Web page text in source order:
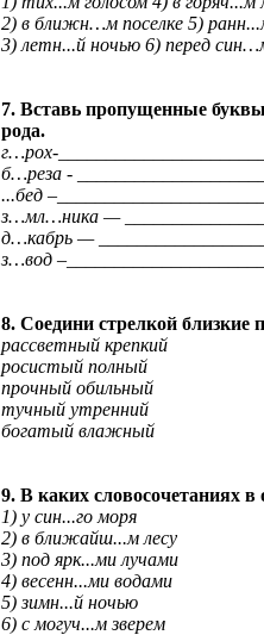
2) в ближн…м поселке 5)
3) летн...й ночью 6) перед
7. Вставь пропущенные
рода.
г…рох-
б…реза -
...бед
з…мл…ника —
д…кабрь —
з…вод
8. Соедини стрелкой
рассветный крепкий
росистый полный
прочный обильный
тучный утренний
богатый влажный
9. В каких словосочетаниях
1) у син...го моря
2) в ближайш...м лесу
3) под ярк...ми лучами
4) весенн...ми водами
5) зимн...й ночью
6) с могуч...м зверем